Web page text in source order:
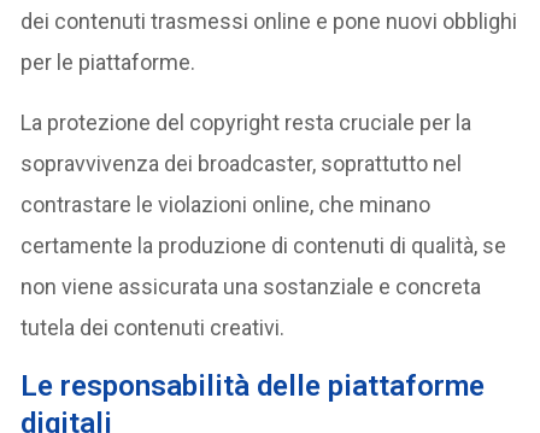
dei contenuti trasmessi online e pone nuovi obblighi
per le piattaforme.
La protezione del copyright resta cruciale per la
sopravvivenza dei broadcaster, soprattutto nel
contrastare le violazioni online, che minano
certamente la produzione di contenuti di qualità, se
non viene assicurata una sostanziale e concreta
tutela dei contenuti creativi.
Le responsabilità delle piattaforme
digitali